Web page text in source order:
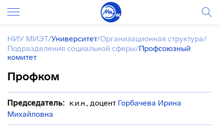
НИУ МИЭТ/Университет/Организационная структура/
Подразделения социальной сферы/Профсоюзный
комитет
Профком
Председатель: к.и.н., доцент Горбачева Ирина
Михайловна